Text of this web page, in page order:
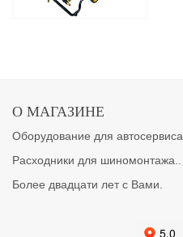
О МАГАЗИНЕ
Оборудование для автосервиса.
Расходники для шиномонтажа..
Более двадцати лет с Вами.